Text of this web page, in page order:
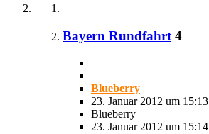
Bayern Rundfahrt 4
Blueberry
23. Januar 2012 um 15:13
Blueberry
23. Januar 2012 um 15:14